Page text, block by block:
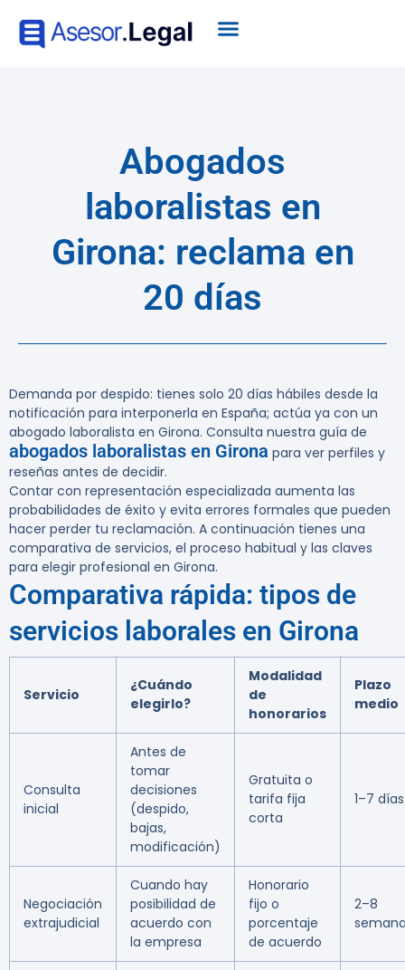
Abogados
laboralistas en
Girona: reclama en
20 días
Demanda por despido: tienes solo 20 días hábiles desde la
notificación para interponerla en España; actúa ya con un
abogado laboralista en Girona. Consulta nuestra guía de
abogados laboralistas en Girona para ver perfiles y
reseñas antes de decidir.
Contar con representación especializada aumenta las
probabilidades de éxito y evita errores formales que pueden
hacer perder tu reclamación. A continuación tienes una
comparativa de servicios, el proceso habitual y las claves
para elegir profesional en Girona.
Comparativa rápida: tipos de
servicios laborales en Girona
Servicio
¿Cuándo
elegirlo?
Modalidad
de
honorarios
Plazo
medio
Consulta
inicial
Antes de
tomar
decisiones
(despido,
bajas,
modificación)
Gratuita o
tarifa fija
corta
1–7 días
Negociación
extrajudicial
Cuando hay
posibilidad de
acuerdo con
la empresa
Honorario
fijo o
porcentaje
de acuerdo
2–8